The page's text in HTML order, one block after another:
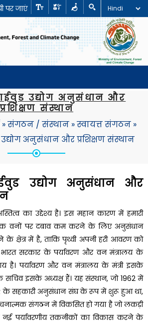
पर जाएं
उद्योग अनुसंधान और
प्रशिक्षण संस्थान
»संगठन / संस्थान »स्वायत्त संगठन »
अनुसंधान और प्रशिक्षण संस्थान
उद्योग अनुसंधान और
का उद्देश्य है। इस महान कारण में हमारी
वनों पर दबाव कम करने के लिए अनुसंधान
के क्षेत्र में है, ताकि पृथ्वी अपनी हरी आवरण को
सरकार के पर्यावरण और वन मंत्रालय के
है। पर्यावरण और वन मंत्रालय के मंत्री इसके
सचिव इसके अध्यक्ष हैं। यह संस्थान, जो 1962 में
के सहकारी अनुसंधान संघ के रूप में शुरू हुआ था,
संगठन में विकसित हो गया है जो लकड़ी
नई पर्यावरणीय तकनीकों का विकास करने के